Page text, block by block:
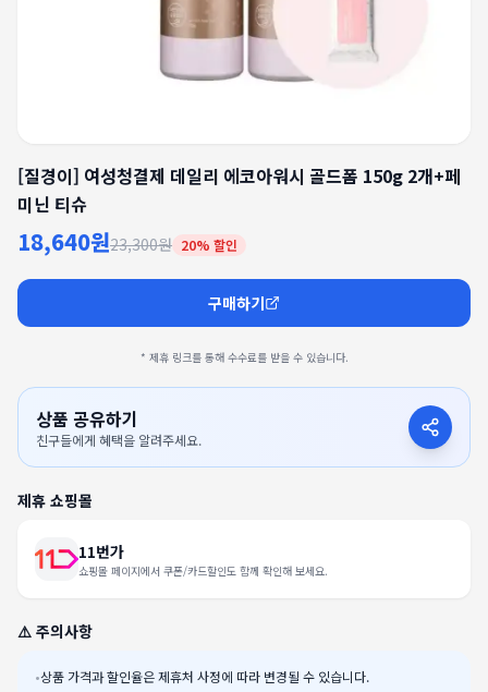
[질경이] 여성청결제 데일리 에코아워시 골드폼 150g 2개+페
미닌 티슈
18,640원23,300원 20% 할인
구매하기
* 제휴 링크를 통해 수수료를 받을 수 있습니다.
상품 공유하기
친구들에게 혜택을 알려주세요.
제휴 쇼핑몰
11번가
쇼핑몰 페이지에서 쿠폰/카드할인도 함께 확인해 보세요.
⚠️ 주의사항
•상품 가격과 할인율은 제휴처 사정에 따라 변경될 수 있습니다.